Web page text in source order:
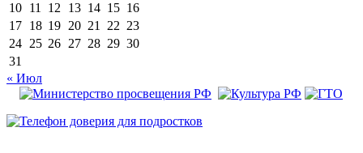
10 11 12 13 14 15 16
17 18 19 20 21 22 23
24 25 26 27 28 29 30
31
« Июл